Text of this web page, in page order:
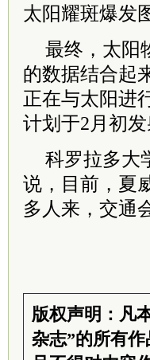
太阳耀斑爆发
最终，太阳
的数据结合起
正在与太阳进
计划于2 月初
科罗拉多大
说，目前，夏
多人来，交通
版权声明：凡
杂志”的所有